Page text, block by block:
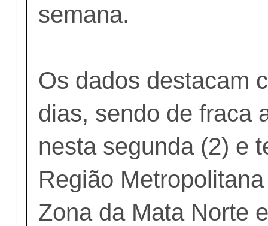
semana.
Os dados destacam
dias, sendo de fraca
nesta segunda (2) e
Região
Zona da Mata Norte